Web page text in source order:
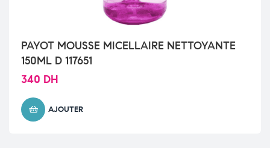
PAYOT MOUSSE MICELLAIRE NETTOYANTE
150ML D 117651
340 DH
AJOUTER